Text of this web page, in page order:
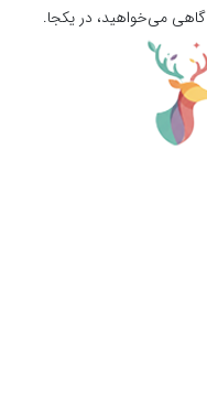
می‌خواهید، در یکجا.